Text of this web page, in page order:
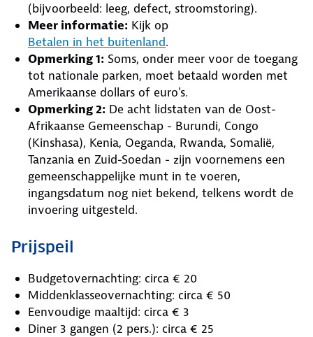
(bijvoorbeeld: leeg, defect, stroomstoring).
Meer informatie: Kijk op
Betalen in het buitenland.
Opmerking 1: Soms, onder meer voor de toegang
tot nationale parken, moet betaald worden met
Amerikaanse dollars of euro's.
Opmerking 2: De acht lidstaten van de Oost-
Afrikaanse Gemeenschap - Burundi, Congo
(Kinshasa), Kenia, Oeganda, Rwanda, Somalië,
Tanzania en Zuid-Soedan - zijn voornemens een
gemeenschappelijke munt in te voeren,
ingangsdatum nog niet bekend, telkens wordt de
invoering uitgesteld.
Prijspeil
Budgetovernachting: circa € 20
Middenklasseovernachting: circa € 50
Eenvoudige maaltijd: circa € 3
Diner 3 gangen (2 pers.): circa € 25